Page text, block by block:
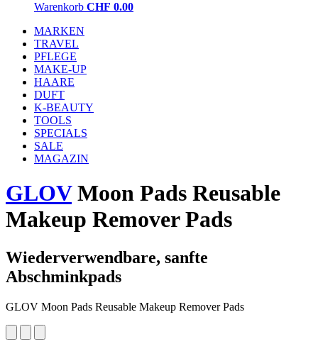
Warenkorb CHF 0.00
MARKEN
TRAVEL
PFLEGE
MAKE-UP
HAARE
DUFT
K-BEAUTY
TOOLS
SPECIALS
SALE
MAGAZIN
GLOVMoon Pads Reusable
Makeup Remover Pads
Wiederverwendbare, sanfte
Abschminkpads
GLOV Moon Pads Reusable Makeup Remover Pads